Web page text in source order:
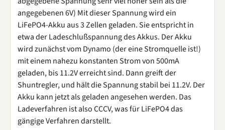
angegebenen 6V) Mit dieser Spannung wird ein
LiFePO4-Akku aus 3 Zellen geladen. Sie entspricht in
etwa der Ladeschlußspannung des Akkus. Der Akku
wird zunächst vom Dynamo (der eine Stromquelle ist!)
mit einem nahezu konstanten Strom von 500mA
geladen, bis 11.2V erreicht sind. Dann greift der
Shuntregler, und hält die Spannung stabil bei 11.2V. Der
Akku kann jetzt als geladen angesehen werden. Das
Ladeverfahren ist also CCCV, was für LiFePO4 das
gängige Verfahren darstellt.